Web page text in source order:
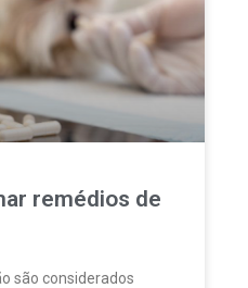
remédios de
são considerados